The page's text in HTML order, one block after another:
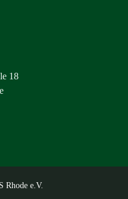
18
Rhode e.V.